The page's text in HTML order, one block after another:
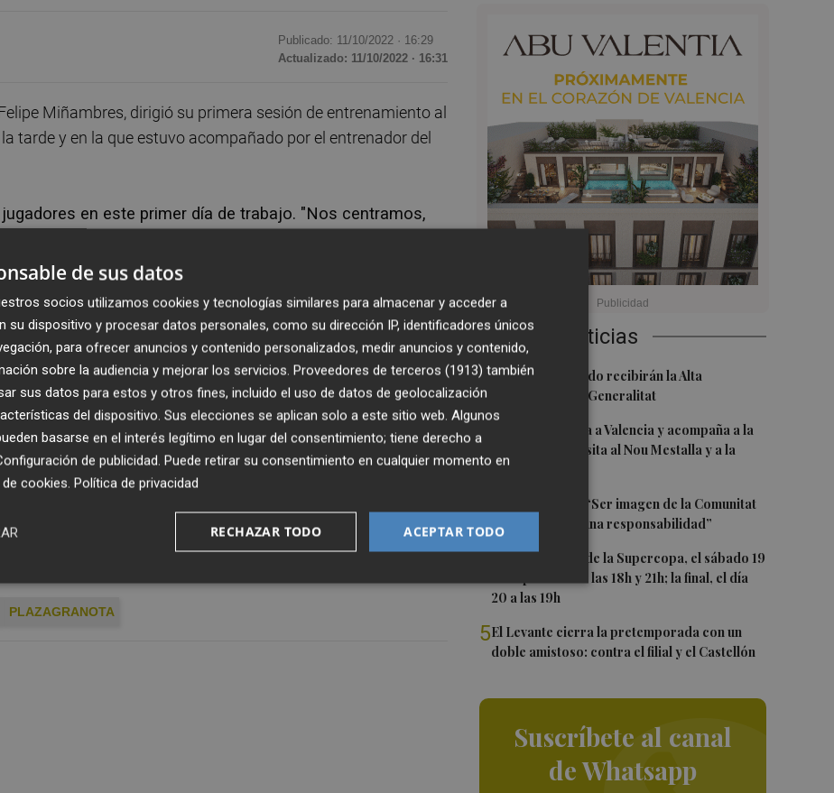
Últimas Noticias
1Ferran y Grimaldo recibirán la Alta
Distinción de la Generalitat
2
Kiat Lim regresa a Valencia y acompaña a la
plantilla en su visita al Nou Mestalla y a la
Basílica
3 Ferran Torres: “Ser imagen de la Comunitat
es un orgullo y una responsabilidad”
4Las semifinales de la Supercopa, el sábado 19
de septiembre a las 18h y 21h; la final, el día
20 a las 19h
5El Levante cierra la pretemporada con un
doble amistoso: contra el filial y el Castellón
Suscríbete al canal
de Whatsapp
Publicado: 11/10/2022 · 16:29
Actualizado: 11/10/2022 · 16:31
Miñambres, dirigió su primera sesión de entrenamiento al
tarde y en la que estuvo acompañado por el entrenador del
en este primer día de trabajo. "Nos centramos,
para mejorar", les dijo a los futbolistas en la primera
entrenador del filial también trabajará de forma provisional
martes el duelo en Anduva ante el CD Mirandés de la
del Levante estará completado por Cristóbal Fuentes,
porteros; Pedro López, asistente técnico; e Iñaki Aizpurua
con los lesionados José Campaña y Shkodran Mustafi, que
PLAZAGRANOTA
de sus datos
socios utilizamos cookies y tecnologías similares para almacenar y acceder a
su dispositivo y procesar datos personales, como su dirección IP, identificadores únicos
para ofrecer anuncios y contenido personalizados, medir anuncios y contenido,
sobre la audiencia y mejorar los servicios. Proveedores de terceros (1913) también
sus datos para estos y otros fines, incluido el uso de datos de geolocalización
del dispositivo. Sus elecciones se aplican solo a este sitio web. Algunos
basarse en el interés legítimo en lugar del consentimiento; tiene derecho a
de publicidad. Puede retirar su consentimiento en cualquier momento en
cookies. Política de privacidad
ACEPTAR TODO
RECHAZAR TODO